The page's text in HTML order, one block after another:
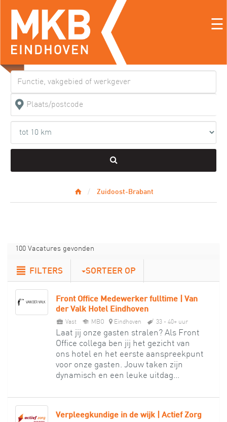
☰
Zuidoost-Brabant
100 Vacatures gevonden
FILTERS SORTEER OP
Front Office Medewerker fulltime | Van
der Valk Hotel Eindhoven
Vast MBO Eindhoven 33 - 40+ uur
Laat jij onze gasten stralen? Als Front
Office collega ben jij het gezicht van
ons hotel en het eerste aanspreekpunt
voor onze gasten. Jouw taken zijn
dynamisch en een leuke uitdag...
Verpleegkundige in de wijk | Actief Zorg